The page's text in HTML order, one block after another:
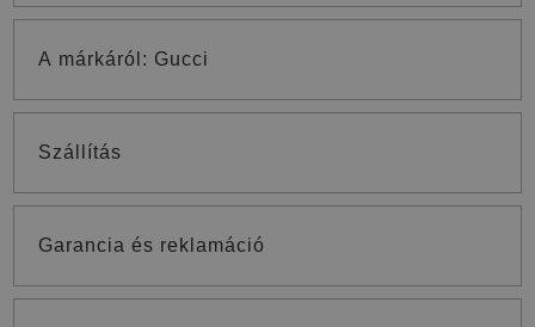
A márkáról: Gucci
Szállítás
Garancia és reklamáció